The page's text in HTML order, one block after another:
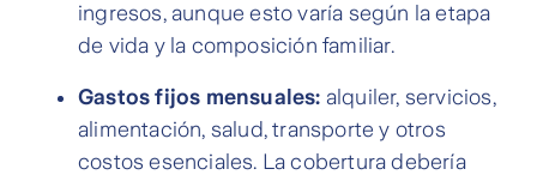
ingresos, aunque esto varía según la etapa
de vida y la composición familiar.
Gastos fijos mensuales: alquiler, servicios,
alimentación, salud, transporte y otros
costos esenciales. La cobertura debería